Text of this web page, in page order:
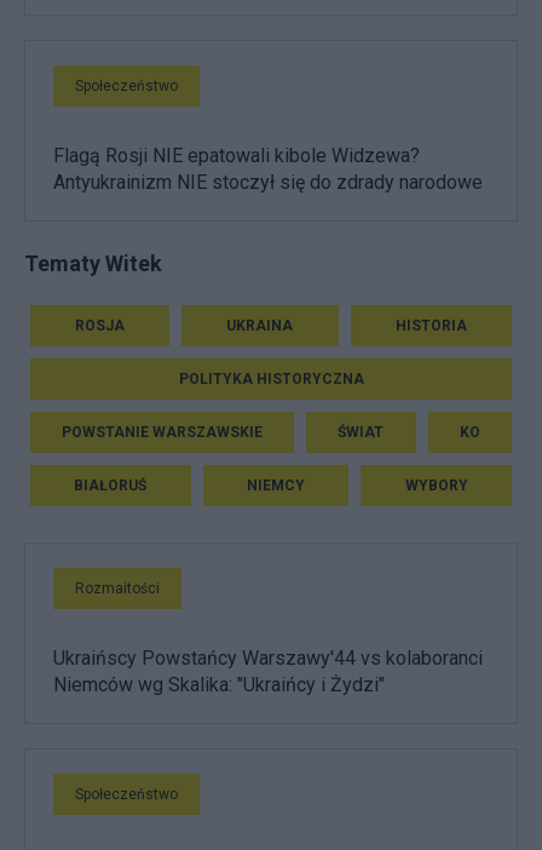
Społeczeństwo
Flagą Rosji NIE epatowali kibole Widzewa?
Antyukrainizm NIE stoczył się do zdrady narodowe
Tematy Witek
ROSJA UKRAINA HISTORIA
POLITYKA HISTORYCZNA
POWSTANIE WARSZAWSKIE ŚWIAT KO
BIAŁORUŚ NIEMCY WYBORY
Rozmaitości
Ukraińscy Powstańcy Warszawy'44 vs kolaboranci
Niemców wg Skalika: "Ukraińcy i Żydzi"
Społeczeństwo